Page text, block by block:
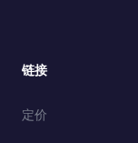
链接
定价